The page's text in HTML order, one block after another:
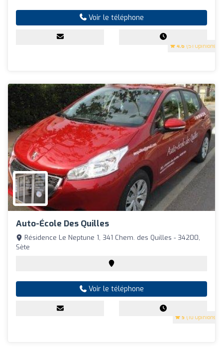
4.6 (51 Opinions)
Voir le téléphone
Auto-École Des Quilles
5 (10 Opinions)
Résidence Le Neptune 1, 341 Chem. des Quilles - 34200,
Sète
Voir le téléphone